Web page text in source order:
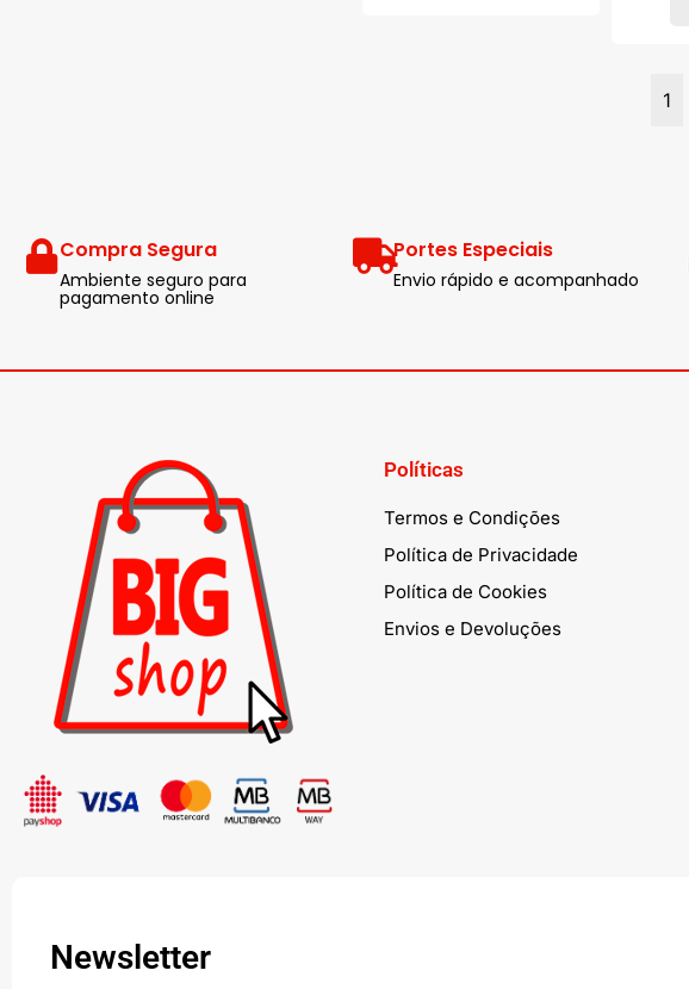
1
Compra Segura
Ambiente seguro para
pagamento online
Portes Especiais
Envio rápido e acompanhado
Políticas
Termos e Condições
Política de Privacidade
Política de Cookies
Envios e Devoluções
Newsletter